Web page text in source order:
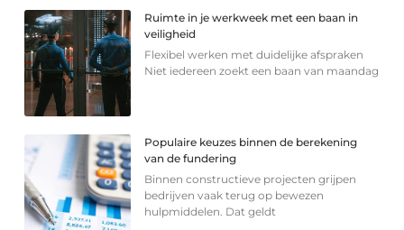
Ruimte in je werkweek met een baan in
veiligheid
Flexibel werken met duidelijke afspraken
Niet iedereen zoekt een baan van maandag
Populaire keuzes binnen de berekening
van de fundering
Binnen constructieve projecten grijpen
bedrijven vaak terug op bewezen
hulpmiddelen. Dat geldt